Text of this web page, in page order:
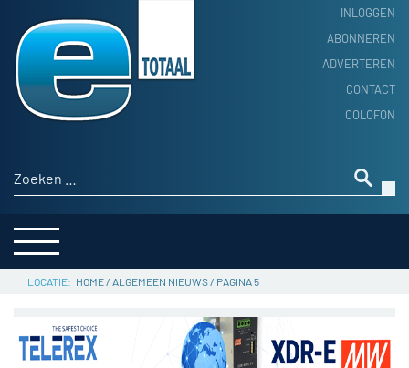
INLOGGEN
ABONNEREN
ADVERTEREN
CONTACT
COLOFON
Zoeken naar:
HOME
PRODUCTNIEUWS
ACHTERGROND
THEMA’S
SERVICE
HOME/ ALGEMEEN NIEUWS/ PAGINA 5